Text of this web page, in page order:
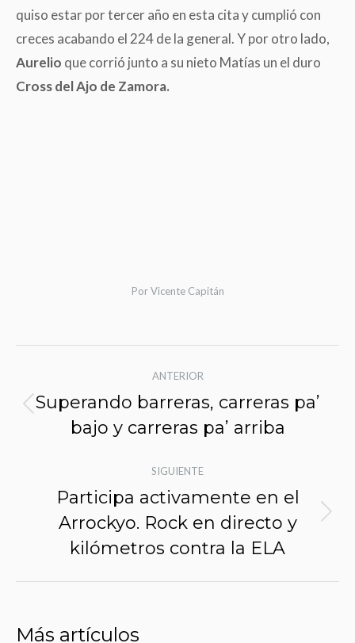
quiso estar por tercer año en esta cita y cumplió con
creces acabando el 224 de la general. Y por otro lado,
Aurelio que corrió junto a su nieto Matías un el duro
Cross del Ajo de Zamora.
PorVicente Capitán
de
entradas
ANTERIOR
Entrada
anterior:
Superando barreras, carreras pa’
bajo y carreras pa’ arriba
SIGUIENTE
Siguiente
entrada:
Participa activamente en el
Arrockyo. Rock en directo y
kilómetros contra la ELA
Más artículos